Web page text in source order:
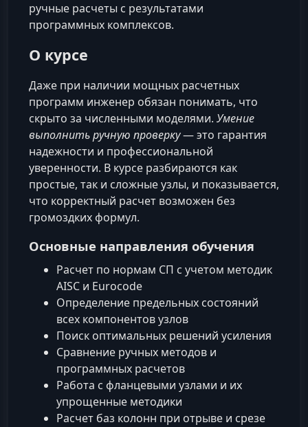
ручные расчеты с результатами
программных комплексов.
О курсе
Даже при наличии мощных расчетных
программ инженер обязан понимать, что
скрыто за численными моделями. Умение
выполнить ручную проверку— это гарантия
надежности и профессиональной
уверенности. В курсе разбираются как
простые, так и сложные узлы, и показывается,
что корректный расчет возможен без
громоздких формул.
Основные направления обучения
Расчет по нормам СП с учетом методик
AISC и Eurocode
Определение предельных состояний
всех компонентов узлов
Поиск оптимальных решений усиления
Сравнение ручных методов и
программных расчетов
Работа с фланцевыми узлами и их
упрощенные методики
Расчет баз колонн при отрыве и срезе